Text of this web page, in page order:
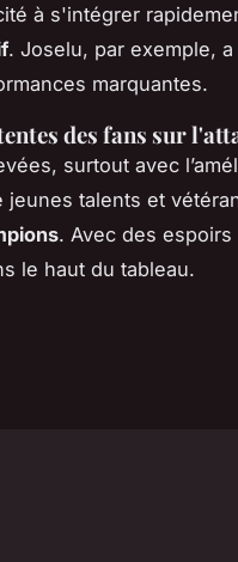
à s'intégrer
. Joselu, par exemple,
marquantes.
des fans sur
surtout avec
talents et
. Avec des espoirs
le haut du tableau.